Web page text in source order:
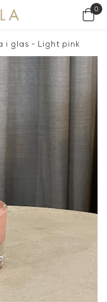
0
i glas - Light pink